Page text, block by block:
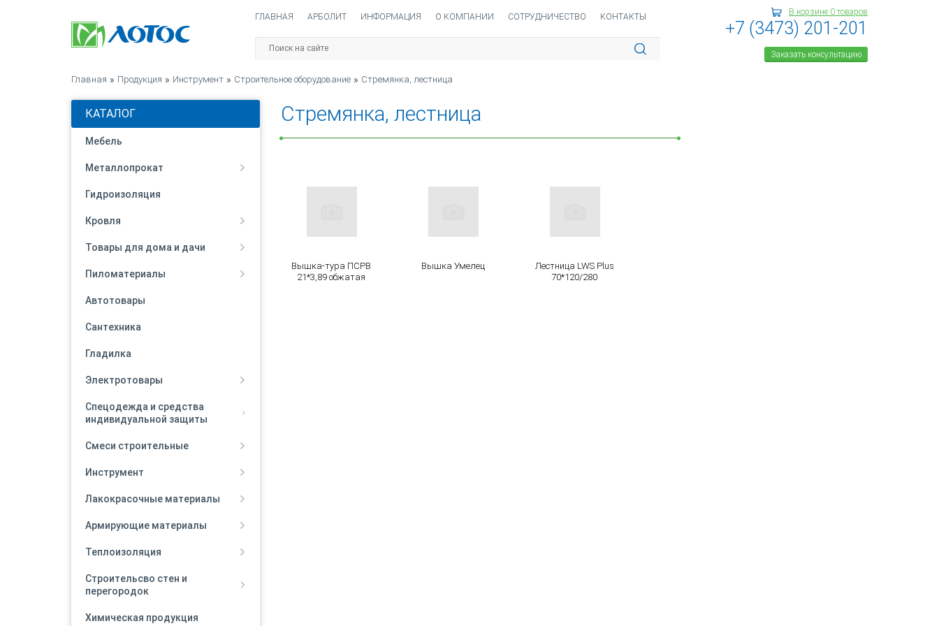
ГЛАВНАЯ АРБОЛИТ ИНФОРМАЦИЯ О КОМПАНИИ СОТРУДНИЧЕСТВО КОНТАКТЫ В корзине 0 товаров
+7 (3473) 201-201
Заказать консультацию
СТРЕМЯНКА, ЛЕСТНИЦА
Главная » Продукция » Инструмент » Строительное оборудование » Стремянка, лестница
КАТАЛОГ
Мебель
Металлопрокат
Гидроизоляция
Кровля
Товары для дома и дачи
Пиломатериалы
Автотовары
Сантехника
Гладилка
Электротовары
Спецодежда и средства
индивидуальной защиты
Смеси строительные
Инструмент
Лакокрасочные материалы
Армирующие материалы
Теплоизоляция
Строительсво стен и
перегородок
Химическая продукция
Стремянка, лестница
Вышка-тура ПСРВ
21*3,89 обжатая
Вышка Умелец
Лестница LWS Plus
70*120/280